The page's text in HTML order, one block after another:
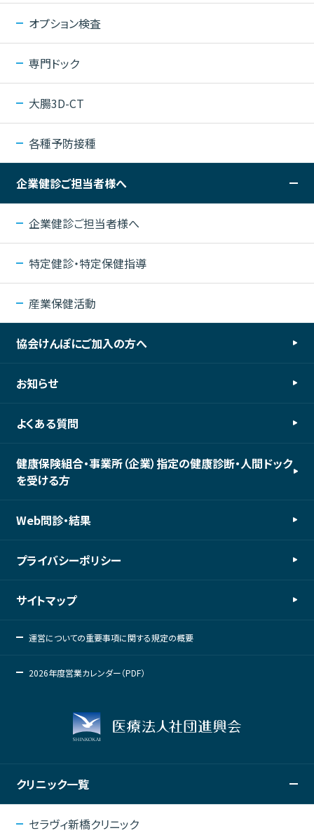
オプション検査
専門ドック
大腸3D-CT
各種予防接種
企業健診ご担当者様へ
企業健診ご担当者様へ
特定健診・特定保健指導
産業保健活動
協会けんぽにご加入の方へ
お知らせ
よくある質問
健康保険組合・事業所（企業）指定の健康診断・人間ドック
を受ける方
Web問診・結果
プライバシーポリシー
サイトマップ
運営についての重要事項に関する規定の概要
2026年度営業カレンダー（PDF）
クリニック一覧
セラヴィ新橋クリニック